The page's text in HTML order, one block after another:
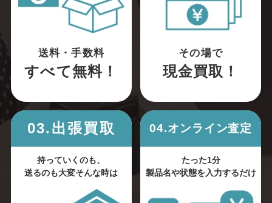
送料・手数料
すべて無料！
その場で
現金買取！
03.出張買取
持っていくのも、
送るのも大変そんな時は
04.オンライン査定
たった1分
製品名や状態を入力するだけ